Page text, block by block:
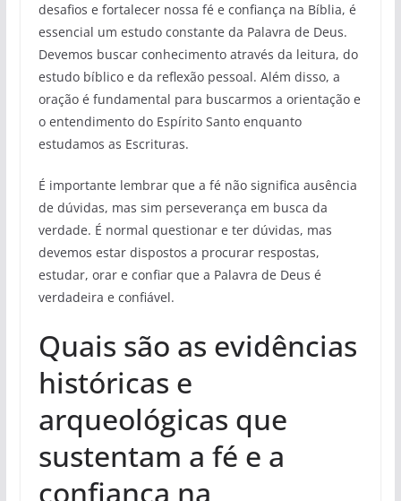
desafios e fortalecer nossa fé e confiança na Bíblia, é
essencial um estudo constante da Palavra de Deus.
Devemos buscar conhecimento através da leitura, do
estudo bíblico e da reflexão pessoal. Além disso, a
oração é fundamental para buscarmos a orientação e
o entendimento do Espírito Santo enquanto
estudamos as Escrituras.
É importante lembrar que a fé não significa ausência
de dúvidas, mas sim perseverança em busca da
verdade. É normal questionar e ter dúvidas, mas
devemos estar dispostos a procurar respostas,
estudar, orar e confiar que a Palavra de Deus é
verdadeira e confiável.
Quais são as evidências
históricas e
arqueológicas que
sustentam a fé e a
confiança na